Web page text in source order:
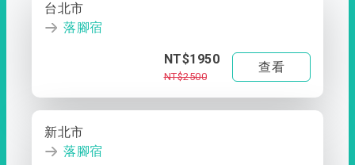
台北市
落腳宿
NT$1950
NT$2500
查看
新北市
落腳宿